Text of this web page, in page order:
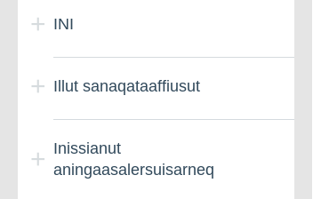
INI
INImi najugaqartunut
INIp imminut
Illut sanaqataaffiusut
Illut sanaqataaffiusut
Inissianut
aningaasalersuisarneq